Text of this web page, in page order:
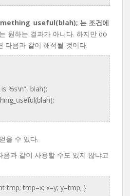
는 조건에
원하는 결과가 아니다. 하지만 do
다음과 같이 해석될 것이다.
blah);
을 수 있다.
음과 같이 사용할 수도 있지 않냐고
tmp; tmp=x; x=y; y=tmp; }